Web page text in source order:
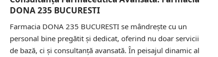
DONA 235 BUCURESTI
Farmacia DONA 235 BUCURESTI se mândrește cu un
personal bine pregătit și dedicat, oferind nu doar servicii
de bază, ci și consultanță avansată. În peisajul dinamic al